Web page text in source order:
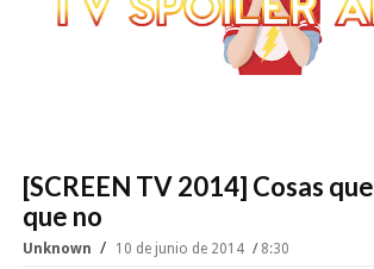
[SCREEN TV 2014] Cosas
que no
Unknown 10 de junio de 2014 8:30